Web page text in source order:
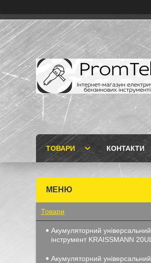
ТОВАРИ КОНТАКТИ
Товари
Акумуляторний універсальний
інструмент KRAISSMANN 20UL
Акумуляторний універсальний